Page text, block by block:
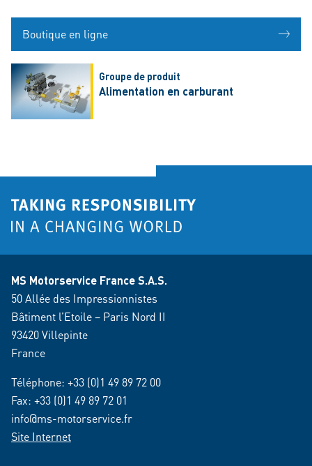
Boutique en ligne
Groupe de produit
Alimentation en carburant
MS Motorservice France S.A.S.
50 Allée des Impressionnistes
Bâtiment l’Etoile – Paris Nord II
93420 Villepinte
France
Téléphone: +33 (0)1 49 89 72 00
Fax: +33 (0)1 49 89 72 01
info@ms-motorservice.fr
Site Internet